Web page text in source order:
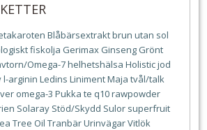
Blåbärsextraktbrun utan sol
fiskolja Gerimax Ginseng Grönt
Omega-7helhetshälsa Holisticjod
l-arginin Ledins LinimentMaja tvål/talk
omega-3 Pukka te q10rawpowder
Solaray Stöd/Skydd Sulor superfruit
Tree Oil TranbärUrinvägarVitlök